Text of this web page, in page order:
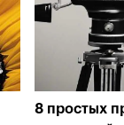
8 простых